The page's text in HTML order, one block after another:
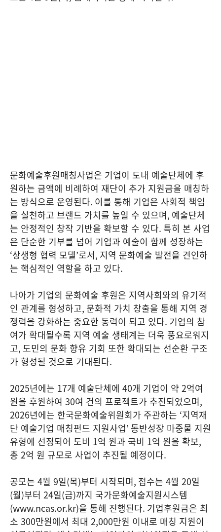
문화예술후원매칭사업은 기업이 도내 예술단체에 후
원하는 금액에 비례하여 재단이 추가 지원금을 매칭하
는 방식으로 운영된다. 이를 통해 기업은 사회적 책임
을 실천하고 브랜드 가치를 높일 수 있으며, 예술단체
는 안정적인 창작 기반을 확보할 수 있다. 특히 본 사업
은 단순한 기부를 넘어 기업과 예술이 함께 성장하는
‘상생형 협력 모델’로서, 지역 문화예술 발전을 견인하
는 핵심적인 역할을 하고 있다.
나아가 기업의 문화예술 후원은 지역사회와의 유기적
인 관계를 형성하고, 문화적 가치 창출을 통해 지역 경
쟁력을 강화하는 중요한 동력이 되고 있다. 기업의 참
여가 확대될수록 지역 예술 생태계는 더욱 풍요로워지
고, 도민의 문화 향유 기회 또한 확대되는 선순환 구조
가 형성될 것으로 기대된다.
2025년에는 17개 예술단체에 40개 기업이 약 2억여
원을 후원하여 30여 건의 프로젝트가 추진되었으며,
2026년에는 한국문화예술위원회가 주관하는 ‘지역재
단 예술기업 매칭펀드 지원사업’ 동반성장 마중물 지원
유형에 선정되어 도비 1억 원과 국비 1억 원을 확보,
총 2억 원 규모로 사업이 추진될 예정이다.
공모는 4월 9일(목)부터 시작되며, 접수는 4월 20일
(월)부터 24일(금)까지 국가문화예술지원시스템
(www.ncas.or.kr)을 통해 진행된다. 기업후원금은 최
소 300만원에서 최대 2,000만원 이내로 매칭 지원이